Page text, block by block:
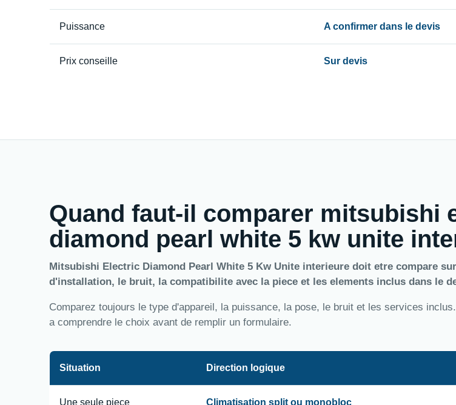
Puissance A confirmer dans le devis
Prix conseille Sur devis
Quand faut-il comparer mitsubishi
diamond pearl white 5 kw unite
Mitsubishi Electric Diamond Pearl White 5 Kw Unite interieure doit etre compare
d'installation, le bruit, la compatibilite avec la piece et les elements inclus dans le
Comparez toujours le type d'appareil, la puissance, la pose, le bruit et les services
a comprendre le choix avant de remplir un formulaire.
Situation Direction logique
Une seule piece Climatisation split ou monobloc